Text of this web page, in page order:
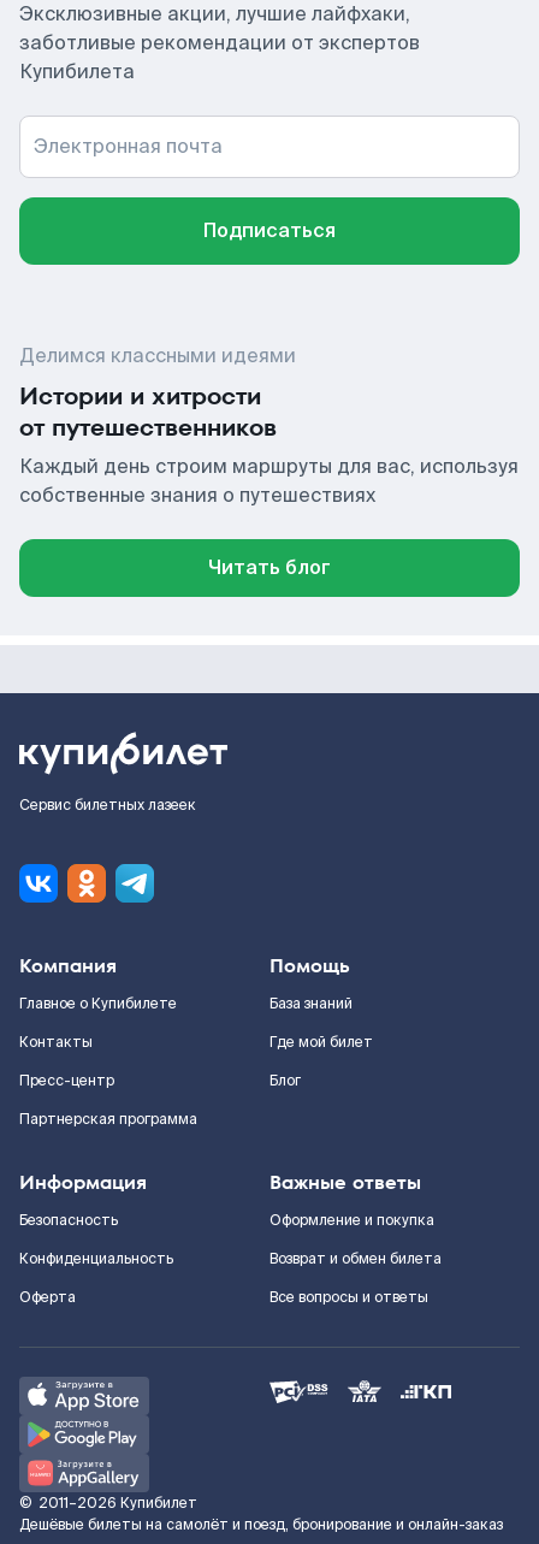
Эксклюзивные акции, лучшие лайфхаки,
заботливые рекомендации от экспертов
Купибилета
Электронная почта
Подписаться
Делимся классными идеями
Истории и хитрости
от путешественников
Каждый день строим маршруты для вас, используя
собственные знания о путешествиях
Читать блог
Сервис билетных лазеек
Компания
Главное о Купибилете
Контакты
Пресс-центр
Партнерская программа
Помощь
База знаний
Где мой билет
Блог
Информация
Безопасность
Конфиденциальность
Оферта
Важные ответы
Оформление и покупка
Возврат и обмен билета
Все вопросы и ответы
© 2011–2026 Купибилет
Дешёвые билеты на самолёт и поезд, бронирование и онлайн-заказ